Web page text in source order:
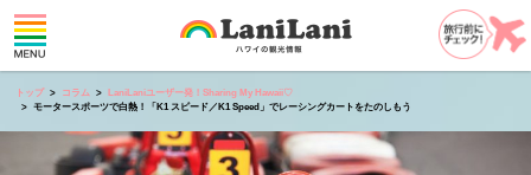
トップ コラム
LaniLaniユーザー発！Sharing My Hawaii♡
モータースポーツで白熱！「K1 スピード／K1 Speed」でレーシングカートをたのしもう